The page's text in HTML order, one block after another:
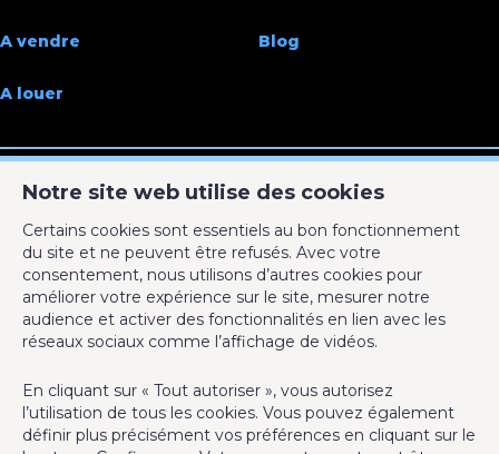
Notre site web utilise des cookies
Certains cookies sont essentiels au bon fonctionnement
du site et ne peuvent être refusés. Avec votre
consentement, nous utilisons d’autres cookies pour
améliorer votre expérience sur le site, mesurer notre
audience et activer des fonctionnalités en lien avec les
réseaux sociaux comme l’affichage de vidéos.
En cliquant sur « Tout autoriser », vous autorisez
l’utilisation de tous les cookies. Vous pouvez également
définir plus précisément vos préférences en cliquant sur le
A vendre
A louer
Blog
Rue de la Coquinie 53
7700 Mouscron
0495 30 20 10
info@act-immo.be